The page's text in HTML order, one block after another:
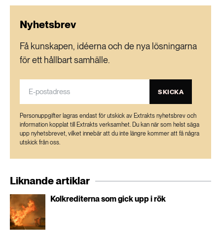
after the flames die – new study
managed Nordic boreal forest – ScienceDirect
Nyhetsbrev
Få kunskapen, idéerna och de nya lösningarna
för ett hållbart samhälle.
SKICKA
Personuppgifter lagras endast för utskick av Extrakts nyhetsbrev och
information kopplat till Extrakts verksamhet. Du kan när som helst säga
upp nyhetsbrevet, vilket innebär att du inte längre kommer att få några
utskick från oss.
Liknande artiklar
Kolkrediterna som gick upp i rök